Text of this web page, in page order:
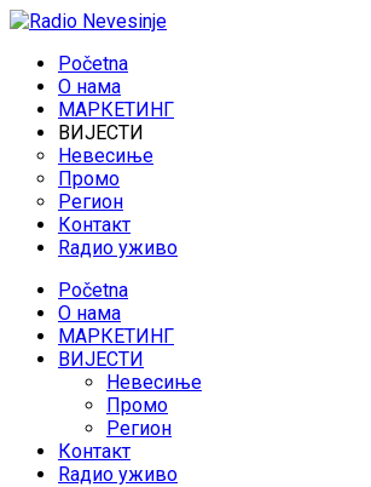
Početna
O нама
МАРКЕТИНГ
ВИЈЕСТИ
Невесиње
Промо
Регион
Контакт
Rадио уживо
Početna
O нама
МАРКЕТИНГ
ВИЈЕСТИ
Невесиње
Промо
Регион
Контакт
Rадио уживо